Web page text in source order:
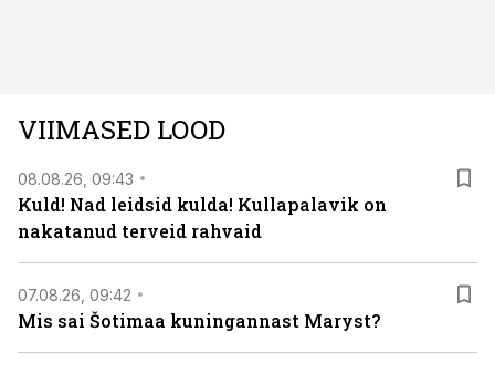
VIIMASED LOOD
08.08.26, 09:43
Kuld! Nad leidsid kulda! Kullapalavik on
nakatanud terveid rahvaid
07.08.26, 09:42
Mis sai Šotimaa kuningannast Maryst?